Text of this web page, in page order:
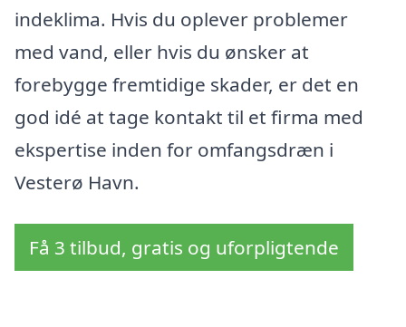
indeklima. Hvis du oplever problemer
med vand, eller hvis du ønsker at
forebygge fremtidige skader, er det en
god idé at tage kontakt til et firma med
ekspertise inden for omfangsdræn i
Vesterø Havn.
Få 3 tilbud, gratis og uforpligtende